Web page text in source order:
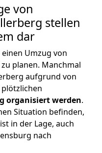
von
stellen
dar
Umzug von
planen. Manchmal
aufgrund von
organisiert werden.
Situation befinden,
in der Lage, auch
nach